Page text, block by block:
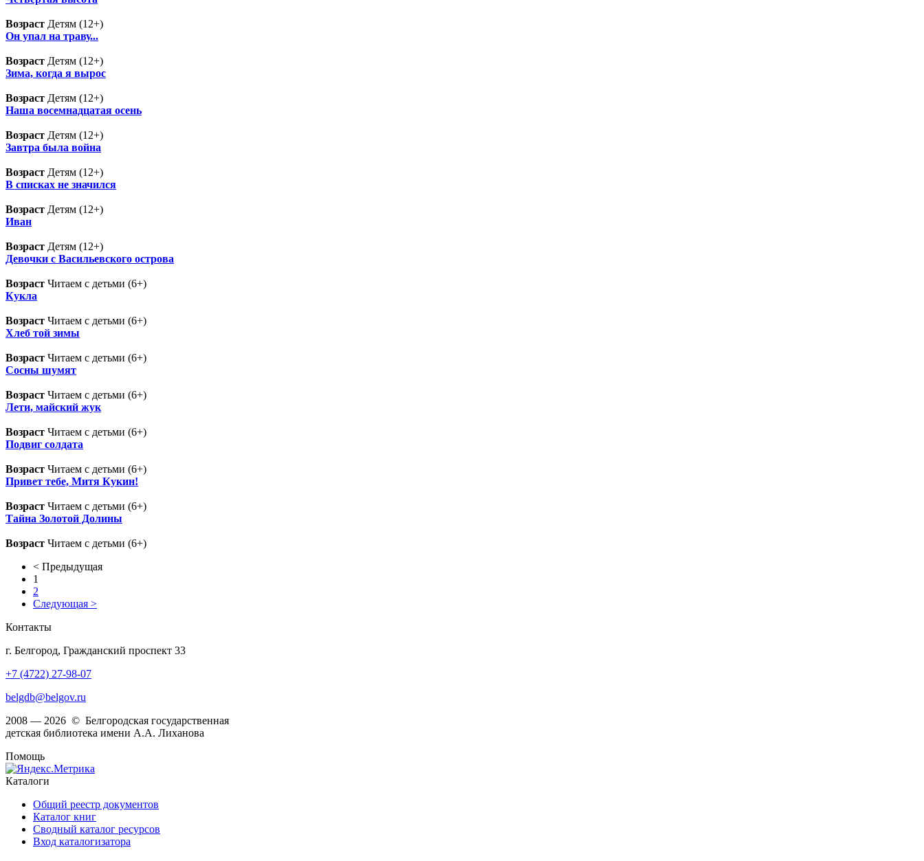
Возраст Детям (12+)
Он упал на траву...
Возраст Детям (12+)
Зима, когда я вырос
Возраст Детям (12+)
Наша восемнадцатая осень
Возраст Детям (12+)
Завтра была война
Возраст Детям (12+)
В списках не значился
Возраст Детям (12+)
Иван
Возраст Детям (12+)
Девочки с Васильевского острова
Возраст Читаем с детьми (6+)
Кукла
Возраст Читаем с детьми (6+)
Хлеб той зимы
Возраст Читаем с детьми (6+)
Сосны шумят
Возраст Читаем с детьми (6+)
Лети, майский жук
Возраст Читаем с детьми (6+)
Подвиг солдата
Возраст Читаем с детьми (6+)
Привет тебе, Митя Кукин!
Возраст Читаем с детьми (6+)
Тайна Золотой Долины
Возраст Читаем с детьми (6+)
< Предыдущая
1
2
Следующая >
Контакты
г. Белгород, Гражданский проспект 33
+7 (4722) 27-98-07
belgdb@belgov.ru
2008 — 2026 © Белгородская государственная
детская библиотека имени А.А. Лиханова
Помощь
Каталоги
Общий реестр документов
Каталог книг
Сводный каталог ресурсов
Вход каталогизатора